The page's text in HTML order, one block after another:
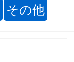
その他